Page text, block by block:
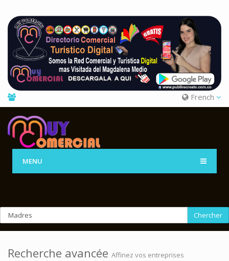
French
MENU
Chercher
Recherche avancée Affinez vos entreprises